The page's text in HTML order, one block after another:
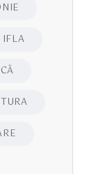
IFLA